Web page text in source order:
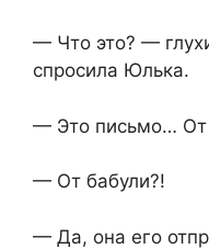
— Что это? —
спросила Юлька.
— Это письмо… От
— От бабули?!
— Да, она его